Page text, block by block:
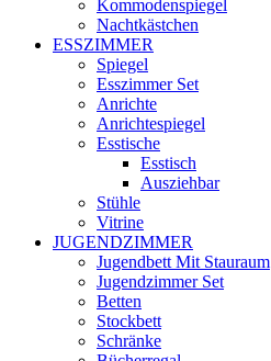
Kommodenspiegel
Nachtkästchen
ESSZIMMER
Spiegel
Esszimmer Set
Anrichte
Anrichtespiegel
Esstische
Esstisch
Ausziehbar
Stühle
Vitrine
JUGENDZIMMER
Jugendbett Mit Stauraum
Jugendzimmer Set
Betten
Stockbett
Schränke